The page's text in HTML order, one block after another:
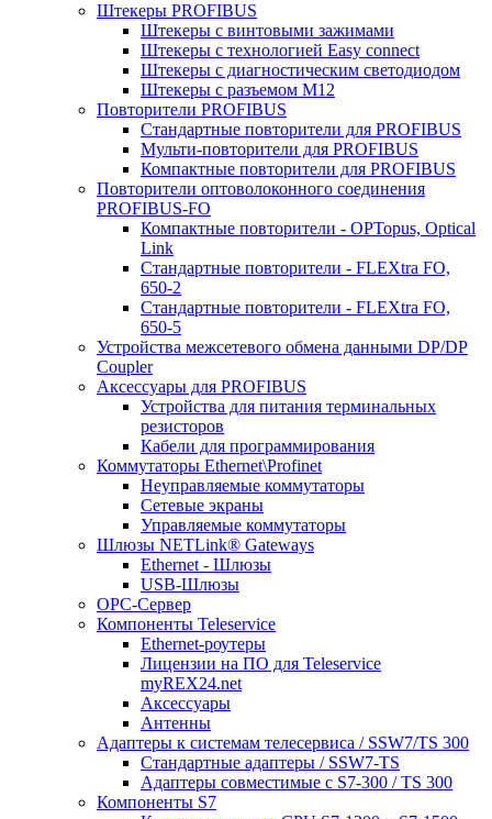
Штекеры PROFIBUS
Штекеры с винтовыми зажимами
Штекеры с технологией Easy connect
Штекеры с диагностическим светодиодом
Штекеры с разъемом М12
Повторители PROFIBUS
Стандартные повторители для PROFIBUS
Мульти-повторители для PROFIBUS
Компактные повторители для PROFIBUS
Повторители оптоволоконного соединения
PROFIBUS-FO
Компактные повторители - OPTopus, Optical
Link
Стандартные повторители - FLEXtra FO,
650-2
Стандартные повторители - FLEXtra FO,
650-5
Устройства межсетевого обмена данными DP/DP
Coupler
Аксессуары для PROFIBUS
Устройства для питания терминальных
резисторов
Кабели для программирования
Коммутаторы Ethernet\Profinet
Неуправляемые коммутаторы
Сетевые экраны
Управляемые коммутаторы
Шлюзы NETLink® Gateways
Ethernet - Шлюзы
USB-Шлюзы
ОРС-Сервер
Компоненты Teleservice
Ethernet-роутеры
Лицензии на ПО для Teleservice
myREX24.net
Аксессуары
Антенны
Адаптеры к системам телесервиса / SSW7/TS 300
Стандартные адаптеры / SSW7-TS
Адаптеры совместимые с S7-300 / TS 300
Компоненты S7